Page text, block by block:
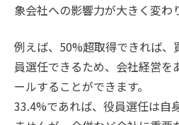
象会社への影響力が大きく変わ
例えば、50%超取得できれば、
員選任できるため、会社経営を
ールすることができます。
33.4%であれば、役員選任は自